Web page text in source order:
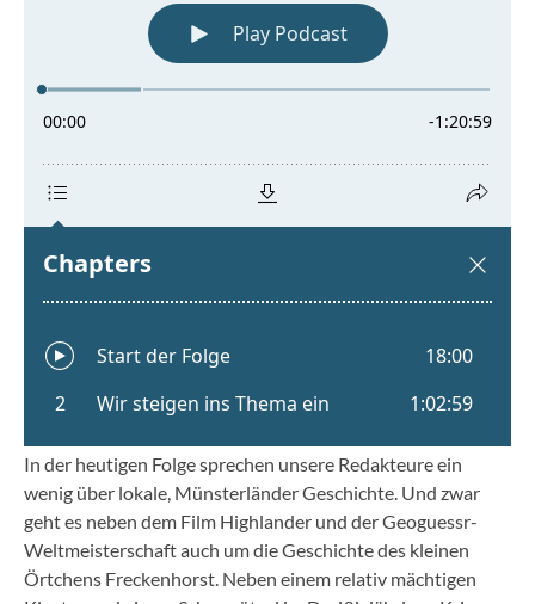
In der heutigen Folge sprechen unsere Redakteure ein
wenig über lokale, Münsterländer Geschichte. Und zwar
geht es neben dem Film Highlander und der Geoguessr-
Weltmeisterschaft auch um die Geschichte des kleinen
Örtchens Freckenhorst. Neben einem relativ mächtigen